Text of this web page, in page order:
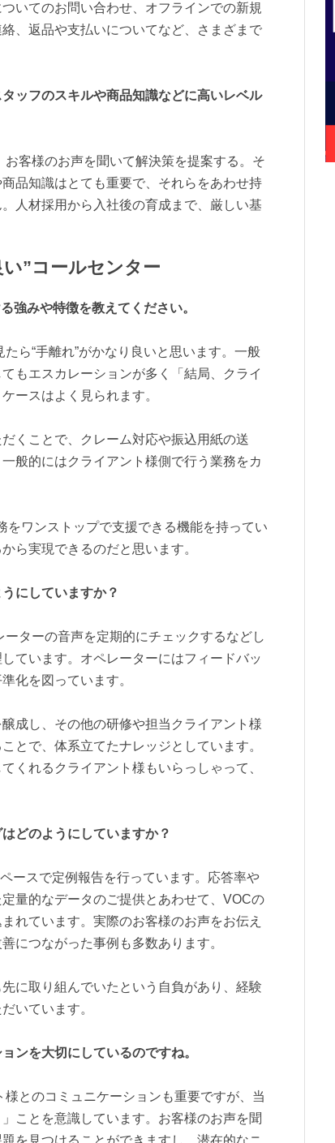
いてのお問い合わせ、オフラインでの新規
、返品や支払いについてなど、さまざまで
ッフのスキルや商品知識などに高いレベル
お客様のお声を聞いて解決策を提案する。そ
品知識はとても重要で、それらをあわせ持
人材採用から入社後の育成まで、厳しい基
”コールセンター
みや特徴を教えてください。
たら“手離れ”がかなり良いと思います。一般
もエスカレーションが多く「結局、クライ
ースはよく見られます。
くことで、クレーム対応や振込用紙の送
般的にはクライアント様側で行う業務をカ
をワンストップで支援できる機能を持ってい
ら実現できるのだと思います。
にしていますか？
ーターの音声を定期的にチェックするなどし
ています。オペレーターにはフィードバッ
化を図っています。
成し、その他の研修や担当クライアント様
とで、体系立てたナレッジとしています。
くれるクライアント様もいらっしゃって、
どのようにしていますか？
ースで定例報告を行っています。応答率や
量的なデータのご提供とあわせて、VOCの
れています。実際のお客様のお声をお伝え
につながった事例も多数あります。
に取り組んでいたという自負があり、経験
いています。
を大切にしているのですね。
様とのコミュニケーションも重要ですが、当
ことを意識しています。お客様のお声を聞